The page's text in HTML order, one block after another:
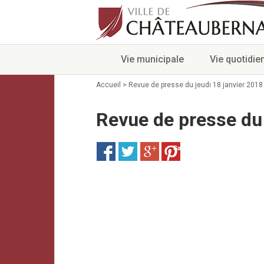
Vie municipale Vie
Accueil > Revue de presse du jeudi 18 janvier 2018
Revue de presse
Save